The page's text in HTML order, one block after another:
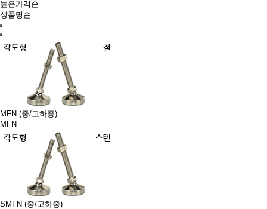
높은가격순
상품명순
MFN (중/고하중)
MFN
SMFN (중/고하중)